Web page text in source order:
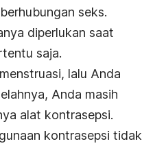
seks.
diperlukan saat
saja.
lalu Anda
Anda masih
alat kontrasepsi.
kontrasepsi tidak